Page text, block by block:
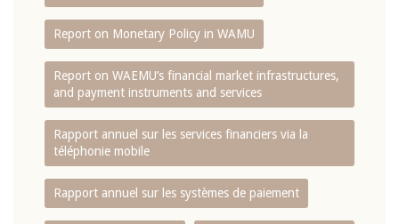
Report on Monetary Policy in WAMU
Report on WAEMU’s financial market infrastructures,
and payment instruments and services
Rapport annuel sur les services financiers via la
téléphonie mobile
Rapport annuel sur les systèmes de paiement